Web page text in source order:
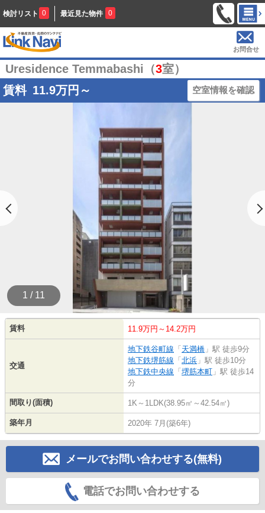
検討リスト 0 最近見た物件 0
お問合せ
Uresidence Temmabashi（3室）
賃料 11.9万円～ 空室情報を確認
1 / 11
賃料 11.9万円～14.2万円
交通
地下鉄谷町線 「 天満橋 」駅 徒歩9分
地下鉄堺筋線 「 北浜 」駅 徒歩10分
地下鉄中央線 「 堺筋本町 」駅 徒歩14
分
間取り(面積) 1K～1LDK(38.95㎡～42.54㎡)
築年月 2020年 7月(築6年)
メールでお問い合わせする(無料)
電話でお問い合わせする